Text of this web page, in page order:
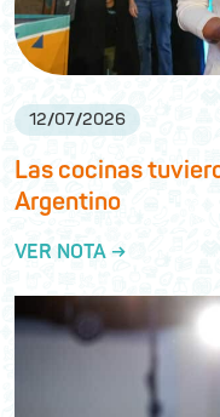
12/07/2026
Las cocinas
Argentino
VER NOTA →